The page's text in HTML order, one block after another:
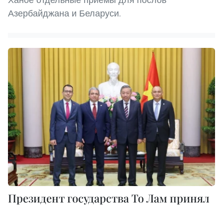
Азербайджана и Беларуси.
Президент государства То Лам принял